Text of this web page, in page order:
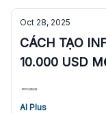
Oct 28, 2025
CÁCH TẠO
10.000 USD
AI Plus